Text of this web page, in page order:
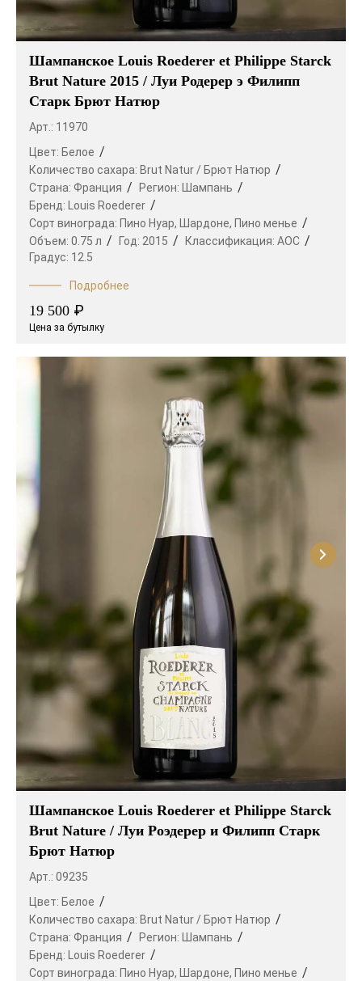
Шампанское Louis Roederer et Philippe Starck
Brut Nature 2015 / Луи Родерер э Филипп
Старк Брют Натюр
Арт.: 11970
Цвет: Белое
Количество сахара: Brut Natur / Брют Натюр
Страна: Франция Регион:
Шампань
Бренд:
Louis Roederer
Сорт винограда: Пино Нуар, Шардоне, Пино менье
Объем: 0.75 л Год: 2015 Классификация: AOC
Градус: 12.5
Подробнее
19 500 ₽
Цена за бутылку
Шампанское Louis Roederer et Philippe Starck
Brut Nature / Луи Роэдерер и Филипп Старк
Брют Натюр
Арт.: 09235
Цвет: Белое
Количество сахара: Brut Natur / Брют Натюр
Страна: Франция Регион: Шампань
Бренд: Louis Roederer
Сорт винограда: Пино Нуар, Шардоне, Пино менье